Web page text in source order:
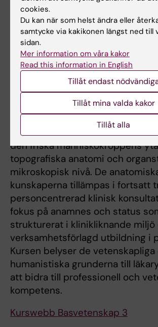
Kurswebb Basvetenskap 2
Termin 2
Basvetenskap 3: Anatomi,
klinisk konsultation och
Kursen bygger vidare på den
basvetenskapen från termin 1
den friska människokroppens
topografiska anatomi och
mikroskopisk nivå. De
kunskaperna tillämpas i fortsatt
personcentrerad klinisk
fokus på anamnes och status
strukturerat i klinikliknande
verksamhetsförlagd utbildning i
Kursen belyser de vetenskapliga
humanistiska grunderna till
att bidra till professionell och
kompetens.
Kurswebb Basvetenskap 3
cookies.
Du kan när som helst ändra eller
samtycke via kakikonen längst ned till
sidan.
Mer information om våra kakor
Read this information in English
Tillåt endast
Tillåt mina valda kakor
Tillåt alla